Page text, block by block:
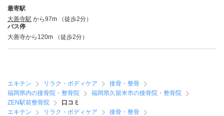
最寄駅
大善寺駅 から97m （徒歩2分）
バス停
大善寺から120m （徒歩2分）
エキテン リラク・ボディケア
接骨・整骨
福岡県内の接骨院・整骨院
福岡県久留米市の接骨院・整骨院
ZEN駅前整骨院
口コミ
エキテン
リラク・ボディケア
接骨・整骨